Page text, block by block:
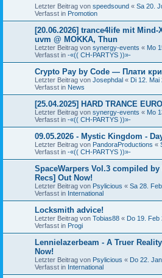
Letzter Beitrag von speedsound « Sa 20.
Verfasst in Promotion
[20.06.2026] trance4life mit Mind-
uvm @ MOKKA, Thun
Letzter Beitrag von synergy-events « Mo
Verfasst in -«(( CH-PARTYS ))»-
Crypto Pay by Code — Плати
Letzter Beitrag von Josephdal « Di 12. Mai
Verfasst in News
[25.04.2025] HARD TRANCE
Letzter Beitrag von synergy-events « Mo
Verfasst in -«(( CH-PARTYS ))»-
09.05.2026 - Mystic Kingdom -
Letzter Beitrag von PandoraProductions «
Verfasst in -«(( CH-PARTYS ))»-
SpaceWarpers Vol.3 compiled
Recs] Out Now!
Letzter Beitrag von Psylicious « Sa 28.
Verfasst in International
Locksmith advice!
Letzter Beitrag von Tobias88 « Do 19. Feb
Verfasst in Progi
Lennielazerbeam - A Truer
Now!
Letzter Beitrag von Psylicious « Do 22.
Verfasst in International